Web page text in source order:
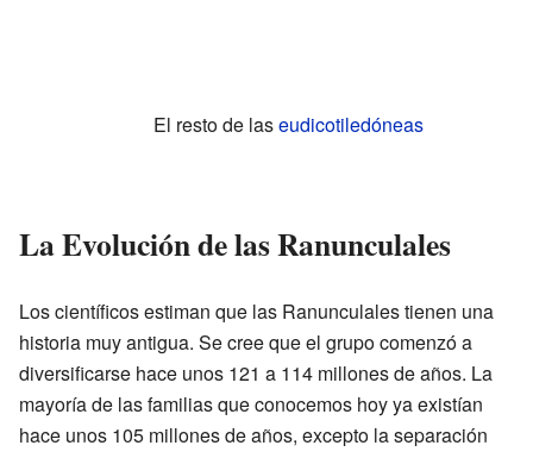
El resto de laseudicotiledóneas
La Evolución de las Ranunculales
Los científicos estiman que las Ranunculales tienen una
historia muy antigua. Se cree que el grupo comenzó a
diversificarse hace unos 121 a 114 millones de años. La
mayoría de las familias que conocemos hoy ya existían
hace unos 105 millones de años, excepto la separación